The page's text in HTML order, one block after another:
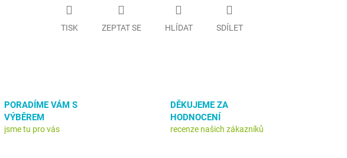
TISK ZEPTAT SE HLÍDAT SDÍLET
PORADÍME VÁM S
VÝBĚREM
jsme tu pro vás
DĚKUJEME ZA
HODNOCENÍ
recenze našich zákazníků